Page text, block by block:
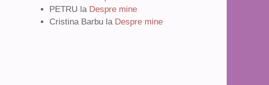
PETRU la Despre mine
Cristina Barbu la Despre mine